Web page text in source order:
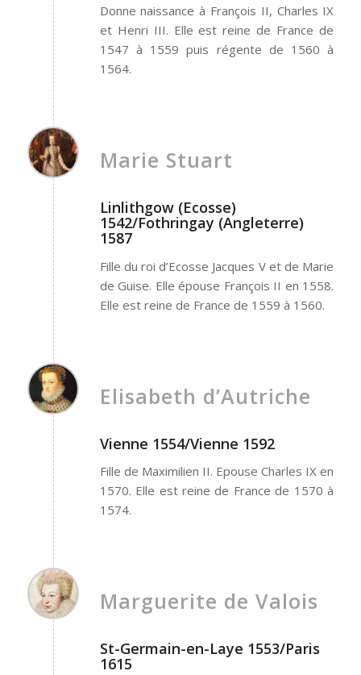
Donne naissance à François II, Charles IX
et Henri III. Elle est reine de France de
1547 à 1559 puis régente de 1560 à
1564.
Marie Stuart
Linlithgow (Ecosse)
1542/Fothringay (Angleterre)
1587
Fille du roi d’Ecosse Jacques V et de Marie
de Guise. Elle épouse François II en 1558.
Elle est reine de France de 1559 à 1560.
Elisabeth d’Autriche
Vienne 1554/Vienne 1592
Fille de Maximilien II. Epouse Charles IX en
1570. Elle est reine de France de 1570 à
1574.
Marguerite de Valois
St-Germain-en-Laye 1553/Paris
1615